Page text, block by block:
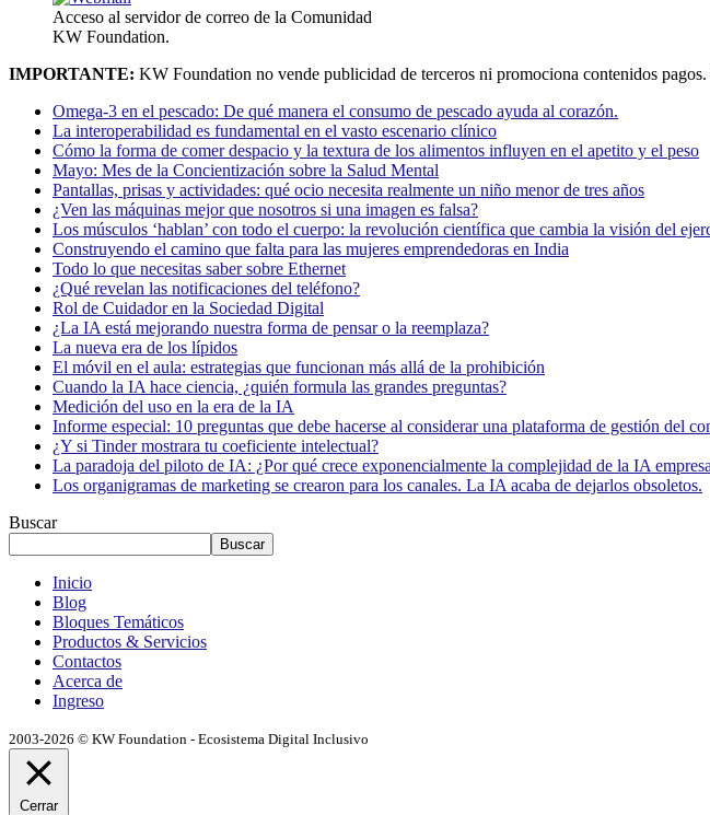
Acceso al servidor de correo de la Comunidad
KW Foundation.
IMPORTANTE: KW Foundation no vende publicidad de terceros ni promociona contenidos pagos.
Omega-3 en el pescado: De qué manera el consumo de pescado ayuda al corazón.
La interoperabilidad es fundamental en el vasto escenario clínico
Cómo la forma de comer despacio y la textura de los alimentos influyen en el apetito y el peso
Mayo: Mes de la Concientización sobre la Salud Mental
Pantallas, prisas y actividades: qué ocio necesita realmente un niño menor de tres años
¿Ven las máquinas mejor que nosotros si una imagen es falsa?
Los músculos ‘hablan’ con todo el cuerpo: la revolución científica que cambia la visión del
Construyendo el camino que falta para las mujeres emprendedoras en India
Todo lo que necesitas saber sobre Ethernet
¿Qué revelan las notificaciones del teléfono?
Rol de Cuidador en la Sociedad Digital
¿La IA está mejorando nuestra forma de pensar o la reemplaza?
La nueva era de los lípidos
El móvil en el aula: estrategias que funcionan más allá de la prohibición
Cuando la IA hace ciencia, ¿quién formula las grandes preguntas?
Medición del uso en la era de la IA
Informe especial: 10 preguntas que debe hacerse al considerar una plataforma de gestión del
¿Y si Tinder mostrara tu coeficiente intelectual?
La paradoja del piloto de IA: ¿Por qué crece exponencialmente la complejidad de la IA
Los organigramas de marketing se crearon para los canales. La IA acaba de dejarlos obsoletos.
Buscar
Buscar
Inicio
Blog
Bloques Temáticos
Productos & Servicios
Contactos
Acerca de
Ingreso
2003-2026 © KW Foundation - Ecosistema Digital Inclusivo
Cerrar